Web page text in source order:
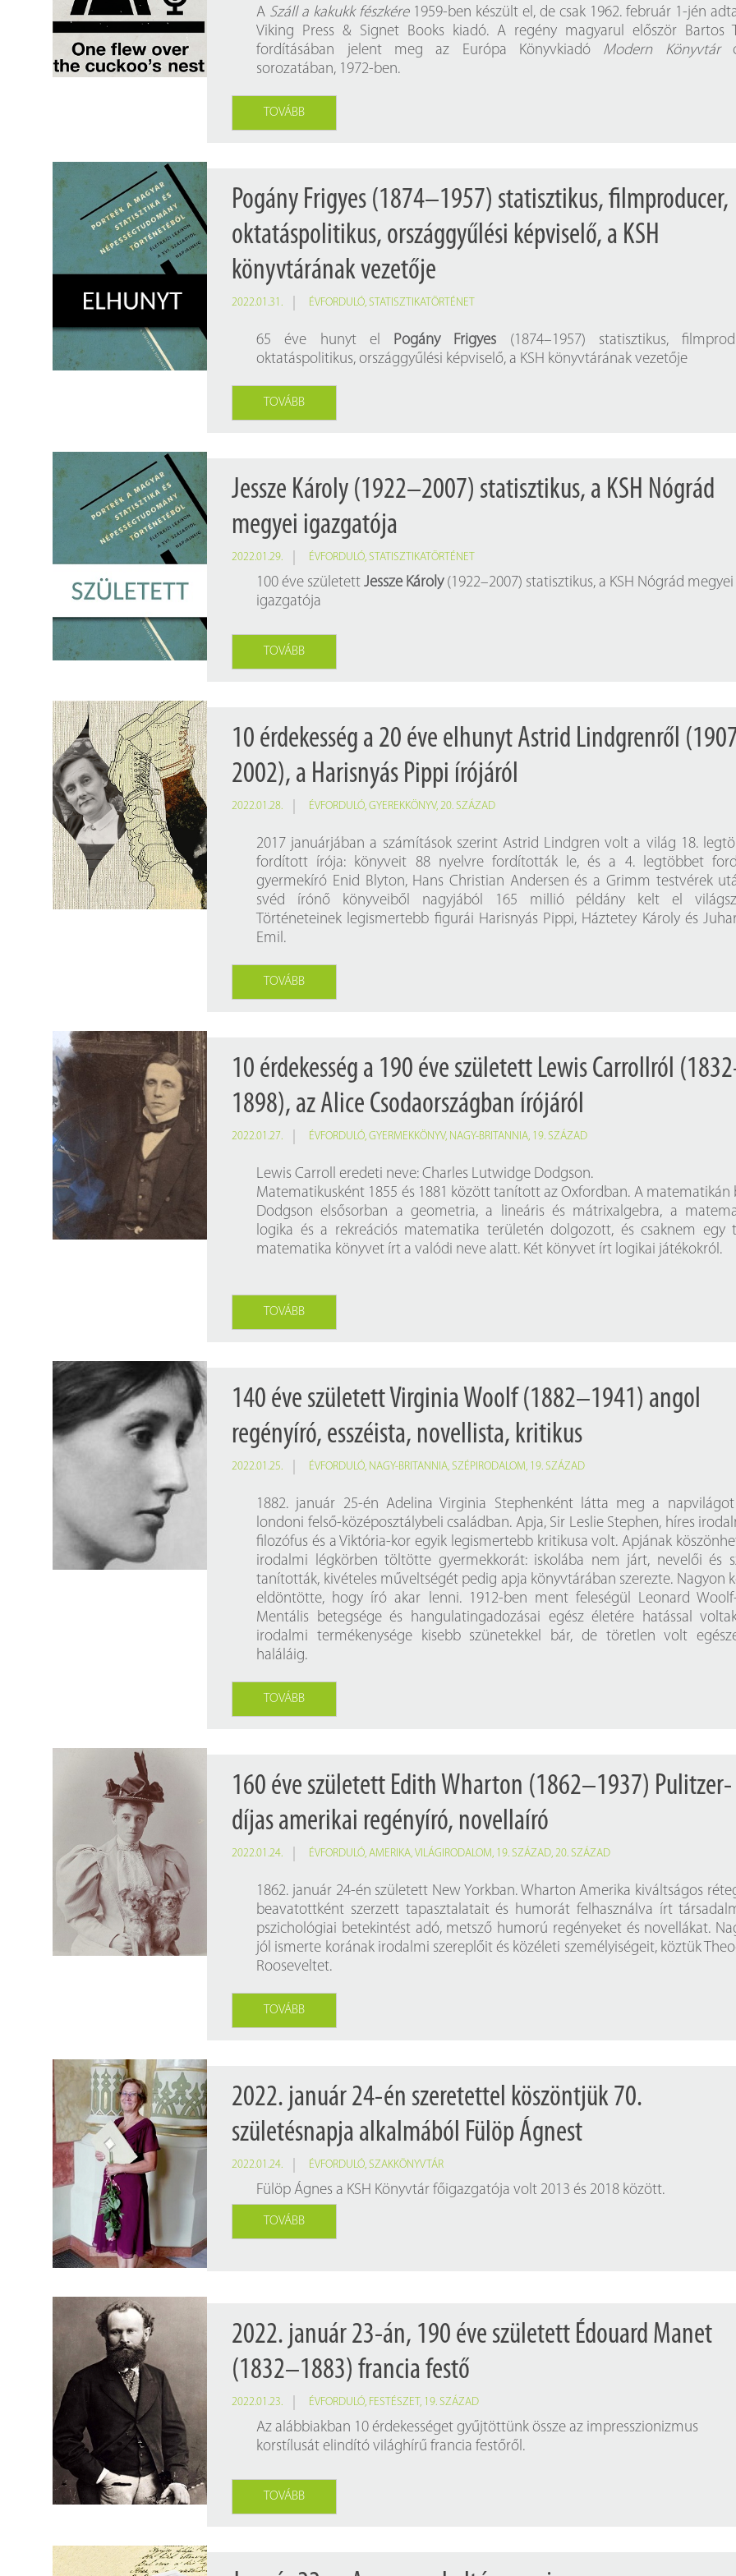
Findura Imre-díszoklevéllel kitüntetett kollégáink
Pályázatok
Online katalógus Próbahozzáférések adatbázisokhoz
Kitekintő
Könyvtári
A Száll a kakukk fészkére 1959-ben készült el, de csak 1962. február 1-jén
Viking Press & Signet Books kiadó. A regény magyarul először Bartos
fordításában jelent meg az Európa Könyvkiadó Modern Könyvtár
sorozatában, 1972-ben.
TOVÁBB
Pogány Frigyes (1874–1957) statisztikus, filmproducer,
oktatáspolitikus, országgyűlési képviselő, a KSH
könyvtárának vezetője
2022.01.31. ÉVFORDULÓ,STATISZTIKATÖRTÉNET
65 éve hunyt el Pogány Frigyes (1874–1957) statisztikus,
oktatáspolitikus, országgyűlési képviselő, a KSH könyvtárának vezetője
TOVÁBB
Jessze Károly (1922–2007) statisztikus, a KSH Nógrád
megyei igazgatója
2022.01.29. ÉVFORDULÓ,STATISZTIKATÖRTÉNET
100 éve születettJessze Károly(1922–2007) statisztikus, a KSH Nógrád megyei
igazgatója
TOVÁBB
10 érdekesség a 20 éve elhunyt Astrid Lindgrenről
2002), a Harisnyás Pippi írójáról
2022.01.28. ÉVFORDULÓ,GYEREKKÖNYV,20. SZÁZAD
2017 januárjában a számítások szerint Astrid Lindgren volt a világ 18.
fordított írója: könyveit 88 nyelvre fordították le, és a 4. legtöbbet
gyermekíró Enid Blyton, Hans Christian Andersen és a Grimm testvérek
svéd írónő könyveiből nagyjából 165 millió példány kelt el
Történeteinek legismertebb figurái Harisnyás Pippi, Háztetey Károly és
Emil.
TOVÁBB
10 érdekesség a 190 éve született Lewis Carrollról
1898), az Alice Csodaországban írójáról
2022.01.27. ÉVFORDULÓ,GYERMEKKÖNYV, NAGY-BRITANNIA, 19. SZÁZAD
Lewis Carroll eredeti neve: Charles Lutwidge Dodgson.
Matematikusként 1855 és 1881 között tanított az Oxfordban. A matematikán
Dodgson elsősorban a geometria, a lineáris és mátrixalgebra, a
logika és a rekreációs matematika területén dolgozott, és csaknem egy
matematika könyvet írt a valódi neve alatt. Két könyvet írt logikai játékokról.
TOVÁBB
140 éve született Virginia Woolf (1882–1941) angol
regényíró, esszéista, novellista, kritikus
2022.01.25. ÉVFORDULÓ, NAGY-BRITANNIA,SZÉPIRODALOM, 19. SZÁZAD
1882. január 25-én Adelina Virginia Stephenként látta meg a
londoni felső-középosztálybeli családban. Apja, Sir Leslie Stephen, híres
filozófus és a Viktória-kor egyik legismertebb kritikusa volt. Apjának
irodalmi légkörben töltötte gyermekkorát: iskolába nem járt, nevelői és
tanították, kivételes műveltségét pedig apja könyvtárában szerezte. Nagyon
eldöntötte, hogy író akar lenni. 1912-ben ment feleségül Leonard
Mentális betegsége és hangulatingadozásai egész életére hatással
irodalmi termékenysége kisebb szünetekkel bár, de töretlen volt
haláláig.
TOVÁBB
160 éve született Edith Wharton (1862–1937) Pulitzer-
díjas amerikai regényíró, novellaíró
2022.01.24. ÉVFORDULÓ,AMERIKA,VILÁGIRODALOM, 19. SZÁZAD,20. SZÁZAD
1862. január 24-én született New Yorkban. Wharton Amerika kiváltságos
beavatottként szerzett tapasztalatait és humorát felhasználva írt
pszichológiai betekintést adó, metsző humorú regényeket és novellákat.
jól ismerte korának irodalmi szereplőit és közéleti személyiségeit, köztük
Rooseveltet.
TOVÁBB
2022. január 24-én szeretettel köszöntjük 70.
születésnapja alkalmából Fülöp Ágnest
2022.01.24. ÉVFORDULÓ,SZAKKÖNYVTÁR
Fülöp Ágnes a KSH Könyvtár főigazgatója volt 2013 és 2018 között.
TOVÁBB
2022. január 23-án, 190 éve született Édouard Manet
(1832–1883) francia festő
2022.01.23. ÉVFORDULÓ, FESTÉSZET, 19. SZÁZAD
Az alábbiakban 10 érdekességet gyűjtöttünk össze az impresszionizmus
korstílusát elindító világhírű francia festőről.
TOVÁBB